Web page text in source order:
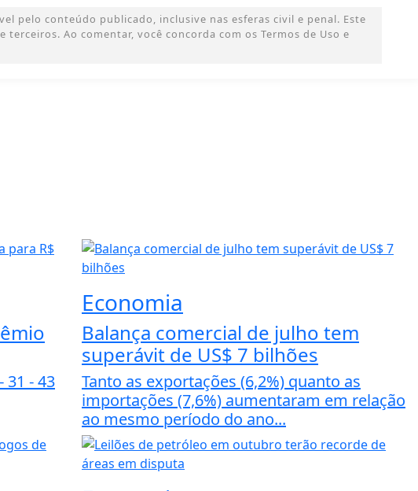
pelo conteúdo publicado, inclusive nas esferas civil e penal. Este
Ao comentar, você concorda com os Termos de Uso e
31 - 43
Economia
Balança comercial de julho tem
superávit de US$ 7 bilhões
Tanto as exportações (6,2%) quanto as
importações (7,6%) aumentaram em relação
ao mesmo período do ano...